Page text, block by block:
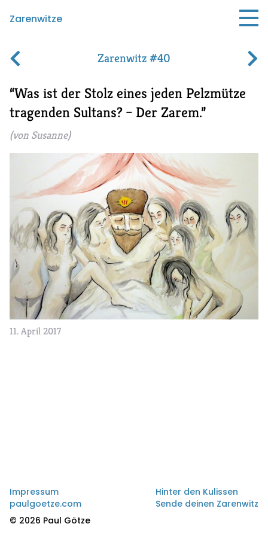
Zarenwitze
Zarenwitz #40
Was ist der Stolz eines jeden Pelzmütze
tragenden Sultans? – Der Zarem.
(von Susanne)
11. April 2017
Impressum
paulgoetze.com
Hinter den Kulissen
Sende deinen Zarenwitz
© 2026 Paul Götze